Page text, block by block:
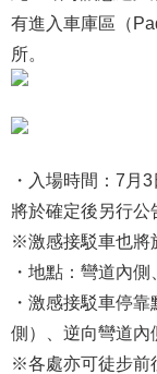
有進入車庫區（
所。
・入場時間：7月
將於確定後另行公
※激感接駁車也將
・地點：彎道內
・激感接駁車停
側）、逆向彎道內
※各處亦可徒步前